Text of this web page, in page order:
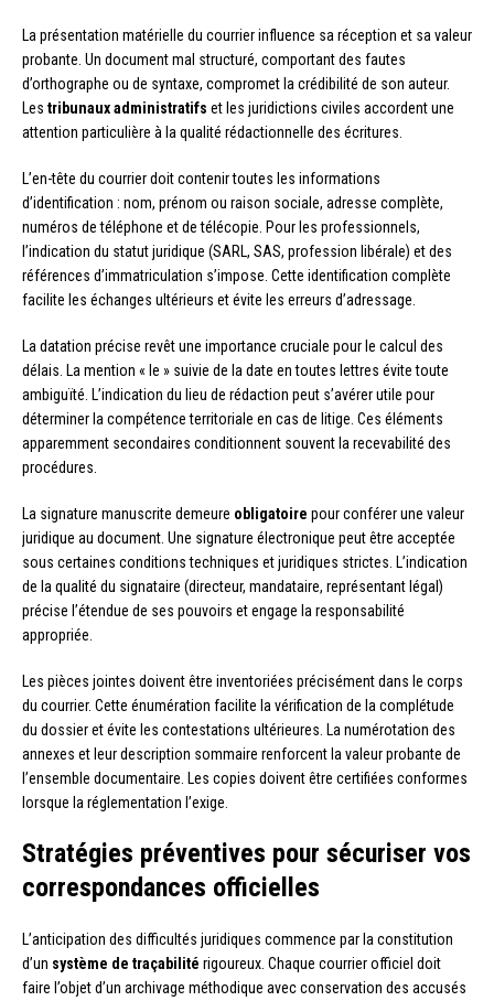
La présentation matérielle du courrier influence sa réception et sa valeur
probante. Un document mal structuré, comportant des fautes
d’orthographe ou de syntaxe, compromet la crédibilité de son auteur.
Les tribunaux administratifs et les juridictions civiles accordent une
attention particulière à la qualité rédactionnelle des écritures.
L’en-tête du courrier doit contenir toutes les informations
d’identification : nom, prénom ou raison sociale, adresse complète,
numéros de téléphone et de télécopie. Pour les professionnels,
l’indication du statut juridique (SARL, SAS, profession libérale) et des
références d’immatriculation s’impose. Cette identification complète
facilite les échanges ultérieurs et évite les erreurs d’adressage.
La datation précise revêt une importance cruciale pour le calcul des
délais. La mention « le » suivie de la date en toutes lettres évite toute
ambiguïté. L’indication du lieu de rédaction peut s’avérer utile pour
déterminer la compétence territoriale en cas de litige. Ces éléments
apparemment secondaires conditionnent souvent la recevabilité des
procédures.
La signature manuscrite demeure obligatoire pour conférer une valeur
juridique au document. Une signature électronique peut être acceptée
sous certaines conditions techniques et juridiques strictes. L’indication
de la qualité du signataire (directeur, mandataire, représentant légal)
précise l’étendue de ses pouvoirs et engage la responsabilité
appropriée.
Les pièces jointes doivent être inventoriées précisément dans le corps
du courrier. Cette énumération facilite la vérification de la complétude
du dossier et évite les contestations ultérieures. La numérotation des
annexes et leur description sommaire renforcent la valeur probante de
l’ensemble documentaire. Les copies doivent être certifiées conformes
lorsque la réglementation l’exige.
Stratégies préventives pour sécuriser vos
correspondances officielles
L’anticipation des difficultés juridiques commence par la constitution
d’un système de traçabilité rigoureux. Chaque courrier officiel doit
faire l’objet d’un archivage méthodique avec conservation des accusés